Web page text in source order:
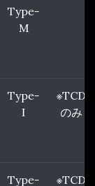
Type-
M
Type-
I
※TCD
のみ
Type-
※TCD